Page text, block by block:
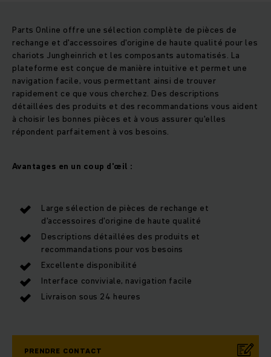
Parts Online offre une sélection complète de pièces de
rechange et d'accessoires d'origine de haute qualité pour les
chariots Jungheinrich et les composants automatisés. La
plateforme est conçue de manière intuitive et permet une
navigation facile, vous permettant ainsi de trouver
rapidement ce que vous cherchez. Des descriptions
détaillées des produits et des recommandations vous aident
à choisir les bonnes pièces et à vous assurer qu'elles
répondent parfaitement à vos besoins.
Avantages en un coup d'œil :
Large sélection de pièces de rechange et
d'accessoires d'origine de haute qualité
Descriptions détaillées des produits et
recommandations pour vos besoins
Excellente disponibilité
Interface conviviale, navigation facile
Livraison sous 24 heures
PRENDRE CONTACT